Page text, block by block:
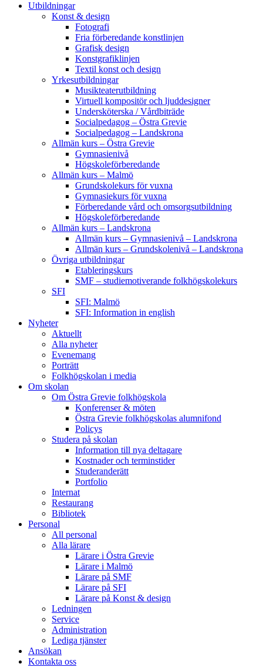
Utbildningar
Konst & design
Fotografi
Fria förberedande konstlinjen
Grafisk design
Konstgrafiklinjen
Textil konst och design
Yrkesutbildningar
Musikteaterutbildning
Virtuell kompositör och ljuddesigner
Undersköterska / Vårdbiträde
Socialpedagog – Östra Grevie
Socialpedagog – Landskrona
Allmän kurs – Östra Grevie
Gymnasienivå
Högskoleförberedande
Allmän kurs – Malmö
Grundskolekurs för vuxna
Gymnasiekurs för vuxna
Förberedande vård och omsorgsutbildning
Högskoleförberedande
Allmän kurs – Landskrona
Allmän kurs – Gymnasienivå – Landskrona
Allmän kurs – Grundskolenivå – Landskrona
Övriga utbildningar
Etableringskurs
SMF – studiemotiverande folkhögskolekurs
SFI
SFI: Malmö
SFI: Information in english
Nyheter
Aktuellt
Alla nyheter
Evenemang
Porträtt
Folkhögskolan i media
Om skolan
Om Östra Grevie folkhögskola
Konferenser & möten
Östra Grevie folkhögskolas alumnifond
Policys
Studera på skolan
Information till nya deltagare
Kostnader och terminstider
Studeranderätt
Portfolio
Internat
Restaurang
Bibliotek
Personal
All personal
Alla lärare
Lärare i Östra Grevie
Lärare i Malmö
Lärare på SMF
Lärare på SFI
Lärare på Konst & design
Ledningen
Service
Administration
Lediga tjänster
Ansökan
Kontakta oss